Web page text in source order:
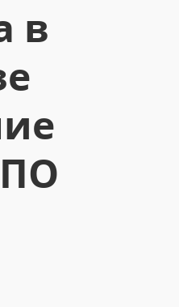
в